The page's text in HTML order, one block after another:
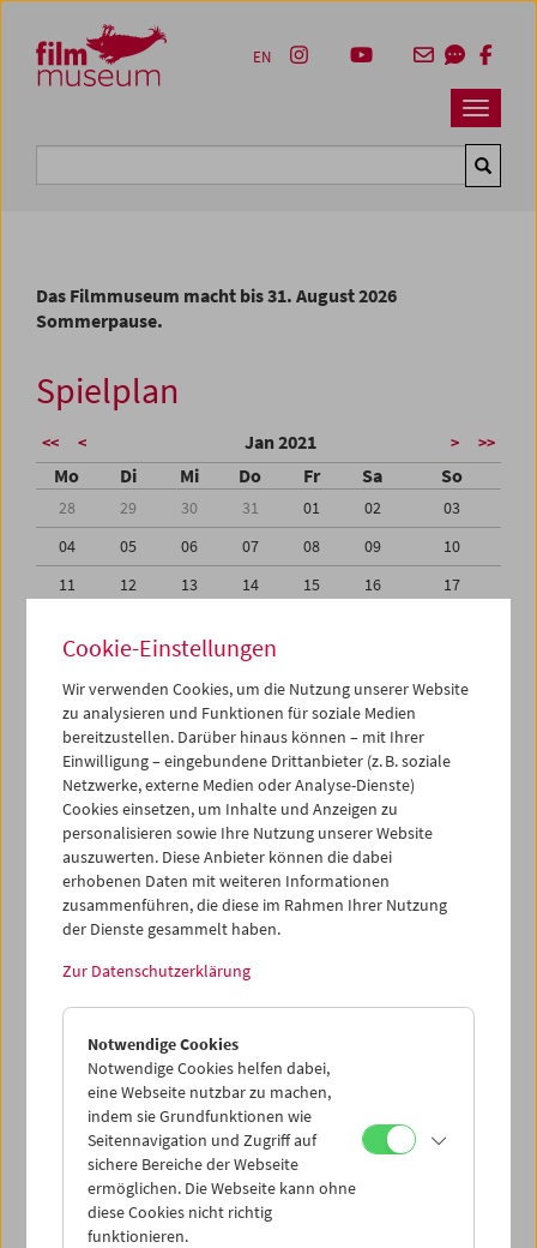
Zum Inhalt
Zum Hauptmenü
Zur Servicenavigation
Zum Suche
Navbar
EN
Das Filmmuseum macht bis 31. August 2026
Sommerpause.
Spielplan
<< < Jan 2021 > >>
Mo Di Mi Do Fr Sa So
28 29 30 31 01 02
03
04
05 06 07 08 09
10
11
12 13 14 15 16
17
25
26 27 28
01
02 03 04 05 06 07
iCalender
Programmheft-PDF
English language or subtitles
< Vorherige Woche
Mo 18.1.
Di 19.1.
Mi 20.1.
Do 21.1.
Cookie-Einstellungen
Wir verwenden Cookies, um die Nutzung unserer Website
zu analysieren und Funktionen für soziale Medien
bereitzustellen. Darüber hinaus können – mit Ihrer
Einwilligung – eingebundene Drittanbieter (z. B. soziale
Netzwerke, externe Medien oder Analyse-Dienste)
Cookies einsetzen, um Inhalte und Anzeigen zu
personalisieren sowie Ihre Nutzung unserer Website
auszuwerten. Diese Anbieter können die dabei
erhobenen Daten mit weiteren Informationen
zusammenführen, die diese im Rahmen Ihrer Nutzung
der Dienste gesammelt haben.
Zur Datenschutzerklärung
Notwendige Cookies
Notwendige Cookies helfen dabei,
eine Webseite nutzbar zu machen,
indem sie Grundfunktionen wie
Seitennavigation und Zugriff auf
sichere Bereiche der Webseite
ermöglichen. Die Webseite kann ohne
diese Cookies nicht richtig
funktionieren.